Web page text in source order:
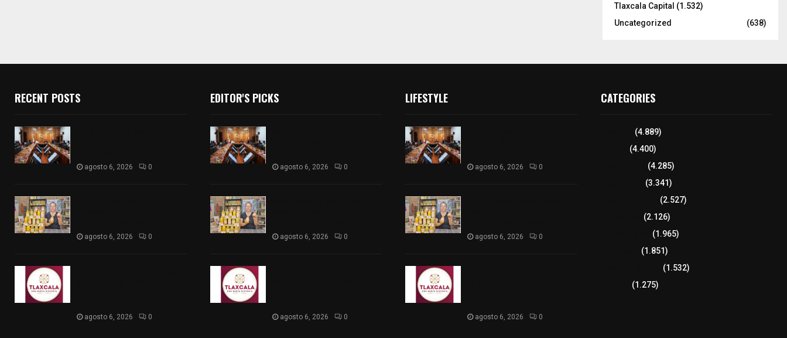
Tlaxcala Capital (1.532)
Uncategorized
(638)
RECENT POSTS
agosto 6, 2026 0
agosto 6, 2026 0
agosto 6, 2026 0
EDITOR'S PICKS
agosto 6, 2026 0
agosto 6, 2026 0
agosto 6, 2026 0
LIFESTYLE
agosto 6, 2026 0
agosto 6, 2026 0
agosto 6, 2026 0
CATEGORIES
(4.889)
(4.400)
(4.285)
(3.341)
(2.527)
(2.126)
(1.965)
(1.851)
(1.532)
(1.275)